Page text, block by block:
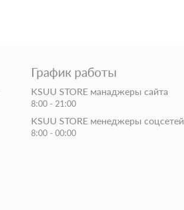
График работы
KSUU STORE манаджеры сайта
8:00 - 21:00
KSUU STORE менеджеры соцсетей
8:00 - 00:00